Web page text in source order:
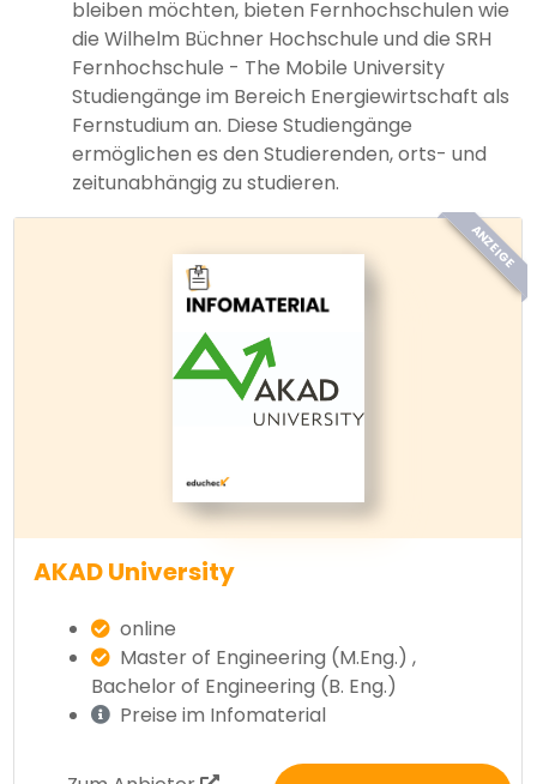
bleiben möchten, bieten Fernhochschulen wie
die Wilhelm Büchner Hochschule und die SRH
Fernhochschule - The Mobile University
Studiengänge im Bereich Energiewirtschaft als
Fernstudium an. Diese Studiengänge
ermöglichen es den Studierenden, orts- und
zeitunabhängig zu studieren.
ANZEIGE
AKAD University
online
Master of Engineering (M.Eng.) ,
Bachelor of Engineering (B. Eng.)
Preise im Infomaterial